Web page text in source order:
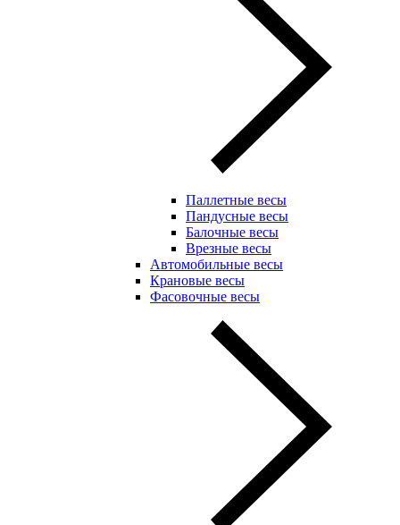
Паллетные весы
Пандусные весы
Балочные весы
Врезные весы
Автомобильные весы
Крановые весы
Фасовочные весы